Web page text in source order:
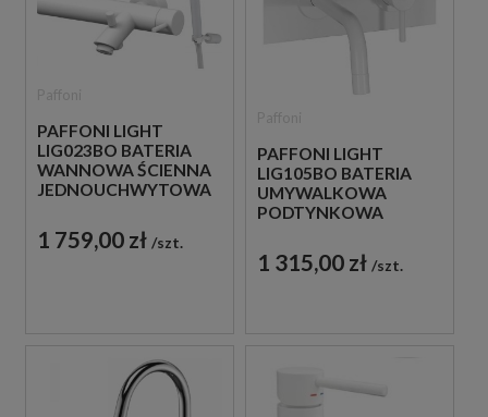
PAFFONI LIGHT
LIG023BO BATERIA
WANNOWA ŚCIENNA
JEDNOUCHWYTOWA
1 759,00 zł szt.
PAFFONI LIGHT
LIG105BO BATERIA
UMYWALKOWA
PODTYNKOWA
BIAŁA
1 315,00 zł szt.